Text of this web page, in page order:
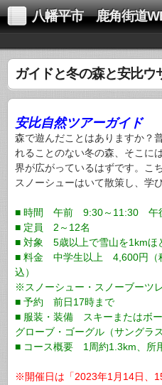
八幡平市 鹿角街道
ガイドと冬の森と安比ウ
安比自然ツアーガイド
森で遊んだことはありますか？
れることのない冬の森、そこに
界が広がっているはずです。こ
スノーシューはいて散策し、学
■ 時間 午前 9:30～11:30 午
■ 定員 2～12名
■ 対象 5歳以上で雪山を1kmほ
■ 料金 中学生以上 4,600円
込）
※スノーシュー・スノーブーツ
■ 予約 前日17時まで
■ 服装・装備 スキーまたはボ
グローブ・ゴーグル（サングラス
■ コース概要 1周約1.3km、所
※開催日は「2023年1月14日、